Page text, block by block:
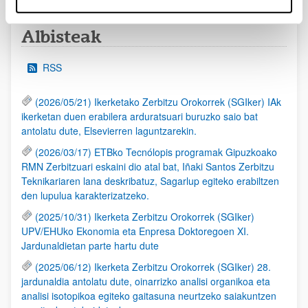
Albisteak
RSS
(2026/05/21) Ikerketako Zerbitzu Orokorrek (SGIker) IAk
ikerketan duen erabilera arduratsuari buruzko saio bat
antolatu dute, Elsevierren laguntzarekin.
(2026/03/17) ETBko Tecnólopis programak Gipuzkoako
RMN Zerbitzuari eskaini dio atal bat, Iñaki Santos Zerbitzu
Teknikariaren lana deskribatuz, Sagarlup egiteko erabiltzen
den lupulua karakterizatzeko.
(2025/10/31) Ikerketa Zerbitzu Orokorrek (SGIker)
UPV/EHUko Ekonomia eta Enpresa Doktoregoen XI.
Jardunaldietan parte hartu dute
(2025/06/12) Ikerketa Zerbitzu Orokorrek (SGIker) 28.
jardunaldia antolatu dute, oinarrizko analisi organikoa eta
analisi isotopikoa egiteko gaitasuna neurtzeko saiakuntzen